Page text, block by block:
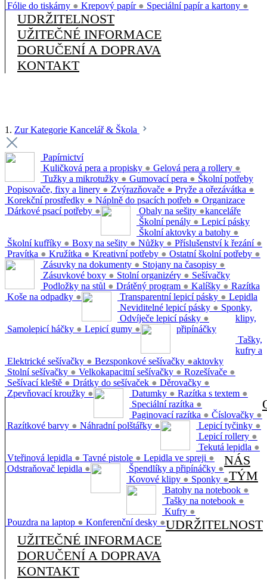
Fólie do tiskárny ● Krepový papír ● Speciální papír a kartony ●
UDRŽITELNOST
UŽITEČNÉ INFORMACE
DORUČENÍ A DOPRAVA
KONTAKT
1. Zur Kategorie Kancelář & Škola
Papírnictví
Kuličková pera a propisky ● Gelová pera a rollery ●
Tužky a mikrotužky ● Gumovací pera ●
Popisovače, fixy a linery ● Zvýrazňovače ● Pryže a ořezávátka ●
Korekční prostředky ● Náplně do psacích potřeb ●
Dárkové psací potřeby ●
Školní potřeby
Obaly na sešity ●
Školní penály ●
Školní aktovky a batohy ●
Školní kufříky ● Boxy na sešity ● Nůžky ● Příslušenství k řezání ●
Pravítka ● Kružítka ● Kreativní potřeby ● Ostatní školní potřeby ●
Organizace
kanceláře
Zásuvky na dokumenty ● Stojany na časopisy ●
Zásuvkové boxy ● Stolní organizéry ●
Podložky na stůl ● Drátěný program ● Kalíšky ●
Koše na odpadky ●
Lepicí pásky
Transparentní lepicí pásky ●
Neviditelné lepicí pásky ●
Odvíječe lepicí pásky ●
Samolepicí háčky ● Lepicí gumy ●
Sešívačky
Elektrické sešívačky ● Bezsponkové sešívačky ●
Stolní sešívačky ● Velkokapacitní sešívačky ● Rozešívače ●
Sešívací kleště ● Drátky do sešívaček ● Děrovačky ●
Zpevňovací kroužky ●
Razítka
Datumky ● Razítka s textem ●
Speciální razítka ●
Paginovací razítka ● Číslovačky ●
Razítkové barvy ● Náhradní polštářky ●
Lepidla
Lepicí tyčinky ●
Lepicí rollery ●
Tekutá lepidla ●
Vteřinová lepidla ● Tavné pistole ● Lepidla ve spreji ●
Odstraňovač lepidla ●
Sponky,
klipy,
připínáčky
Špendlíky a připínáčky ●
Kovové klipy ● Sponky ●
Tašky,
kufry a
aktovky
Batohy na notebook ●
Tašky na notebook ●
Kufry ●
Pouzdra na laptop ● Konferenční desky ●
NÁS
TÝM
UDRŽITELNOST
UŽITEČNÉ INFORMACE
DORUČENÍ A DOPRAVA
KONTAKT